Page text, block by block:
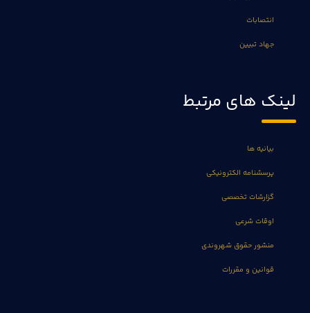
انتصابات
جهاد تبیین
لینک های مرتبط
بیانیه ها
پرسشنامه الکترونیکی
گزارشات تخصصی
اوقات شرعی
منشور حقوق شهروندی
قوانین و مقررات